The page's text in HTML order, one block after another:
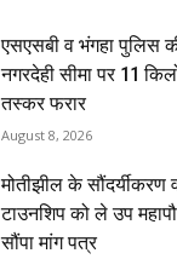
एसएसबी व भंगहा पुलिस
नगरदेही सीमा पर 11
तस्कर फरार
August 8, 2026
मोतीझील के
टाउनशिप को ले उप
सौंपा मांग पत्र